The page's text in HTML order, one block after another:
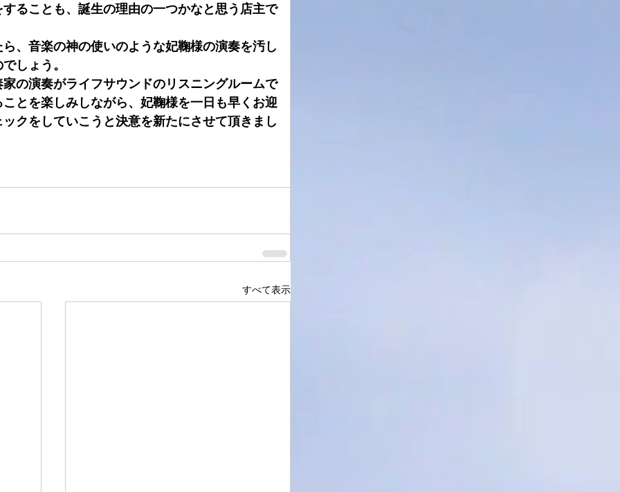
ることも、誕生の理由の一つかなと思う店主で
、音楽の神の使いのような妃鞠様の演奏を汚し
しょう。
の演奏がライフサウンドのリスニングルームで
とを楽しみしながら、妃鞠様を一日も早くお迎
クをしていこうと決意を新たにさせて頂きまし
すべて表示